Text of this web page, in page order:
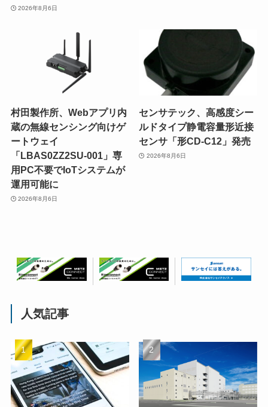
2026年8月6日
村田製作所、Webアプリ内
蔵の無線センシング向けゲ
ートウェイ
「LBAS0ZZ2SU-001」専
用PC不要でIoTシステムが
運用可能に
2026年8月6日
センサテック、高感度シー
ルドタイプ静電容量形近接
センサ「形CD-C12」発売
2026年8月6日
人気記事